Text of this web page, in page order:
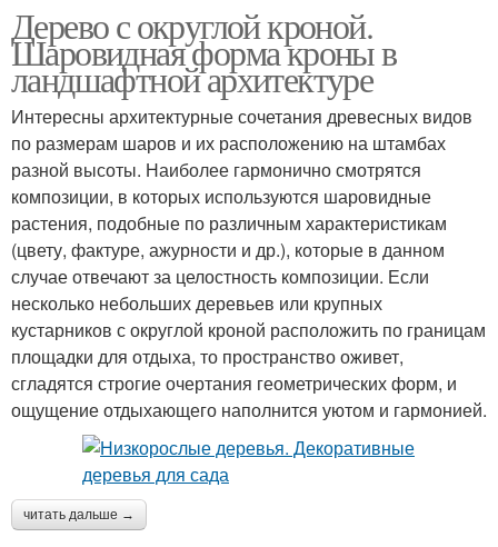
Дерево с округлой кроной.
Шаровидная форма кроны в
ландшафтной архитектуре
Интересны архитектурные сочетания древесных видов
по размерам шаров и их расположению на штамбах
разной высоты. Наиболее гармонично смотрятся
композиции, в которых используются шаровидные
растения, подобные по различным характеристикам
(цвету, фактуре, ажурности и др.), которые в данном
случае отвечают за целостность композиции. Если
несколько небольших деревьев или крупных
кустарников с округлой кроной расположить по границам
площадки для отдыха, то пространство оживет,
сгладятся строгие очертания геометрических форм, и
ощущение отдыхающего наполнится уютом и гармонией.
читать дальше →